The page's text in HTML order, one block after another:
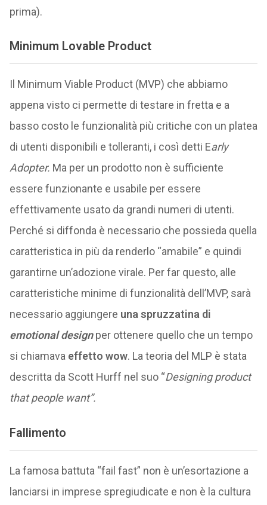
prima).
Minimum Lovable Product
Il Minimum Viable Product (MVP) che abbiamo
appena visto ci permette di testare in fretta e a
basso costo le funzionalità più critiche con un platea
di utenti disponibili e tolleranti, i così detti Early
Adopter. Ma per un prodotto non è sufficiente
essere funzionante e usabile per essere
effettivamente usato da grandi numeri di utenti.
Perché si diffonda è necessario che possieda quella
caratteristica in più da renderlo “amabile” e quindi
garantirne un’adozione virale. Per far questo, alle
caratteristiche minime di funzionalità dell’MVP, sarà
necessario aggiungere una spruzzatina di
emotional design per ottenere quello che un tempo
si chiamava effetto wow. La teoria del MLP è stata
descritta da Scott Hurff nel suo “Designing product
that people want”.
Fallimento
La famosa battuta “fail fast” non è un’esortazione a
lanciarsi in imprese spregiudicate e non è la cultura